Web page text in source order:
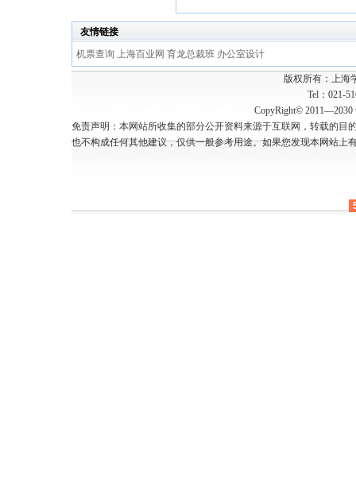
友情链接
机票查询 上海百业网 育龙总裁班 办公室设计
版权所有：上
Tel：021-
CopyRight© 2011—2030
免责声明：本网站所收集的部分公开资料来源于互联网，转载的
也不构成任何其他建议，仅供一般参考用途。如果您发现本网站